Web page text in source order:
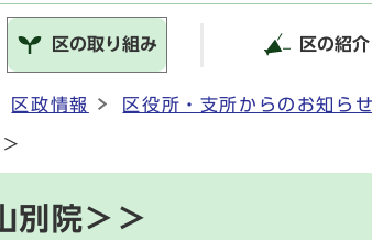
区の取り組み 区の紹介
区政情報 区役所・支所からのお知らせ
別院＞＞